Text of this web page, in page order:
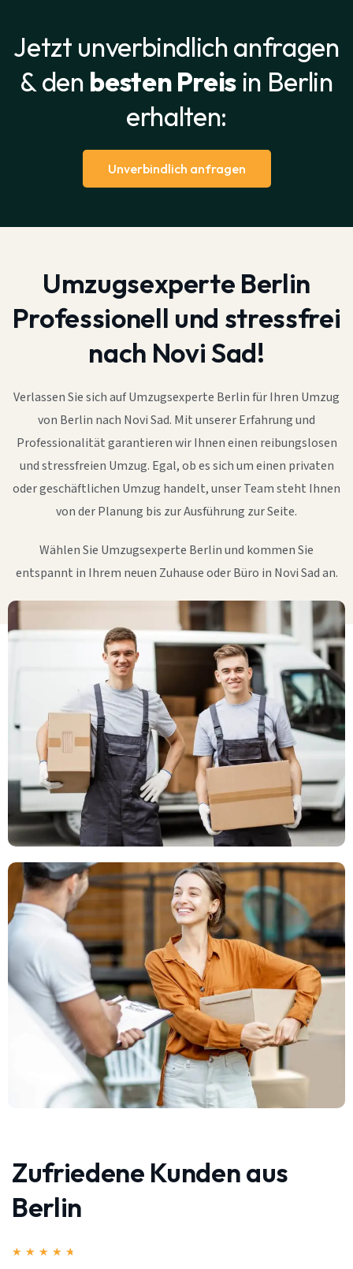
Jetzt unverbindlich anfragen
& den besten Preis in Berlin
erhalten:
Unverbindlich anfragen
Umzugsexperte Berlin
Professionell und stressfrei
nach Novi Sad!
Verlassen Sie sich auf Umzugsexperte Berlin für Ihren Umzug
von Berlin nach Novi Sad. Mit unserer Erfahrung und
Professionalität garantieren wir Ihnen einen reibungslosen
und stressfreien Umzug. Egal, ob es sich um einen privaten
oder geschäftlichen Umzug handelt, unser Team steht Ihnen
von der Planung bis zur Ausführung zur Seite.
Wählen Sie Umzugsexperte Berlin und kommen Sie
entspannt in Ihrem neuen Zuhause oder Büro in Novi Sad an.
Zufriedene Kunden aus
Berlin
★ ★ ★ ★ ★